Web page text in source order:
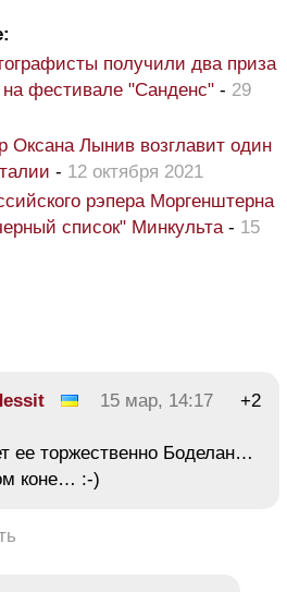
получили два приза
фестивале "Санденс" - 29
Оксана Лынив возглавит один
- 12 октября 2021
рэпера Моргенштерна
список" Минкульта- 15
15 мар, 14:17 +2
ее торжественно Боделан…
коне… :-)